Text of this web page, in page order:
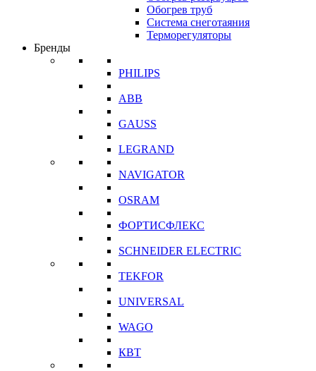
Обогрев труб
Система снеготаяния
Терморегуляторы
Бренды
PHILIPS
ABB
GAUSS
LEGRAND
NAVIGATOR
OSRAM
ФОРТИСФЛЕКС
SCHNEIDER ELECTRIC
TEKFOR
UNIVERSAL
WAGO
КВТ